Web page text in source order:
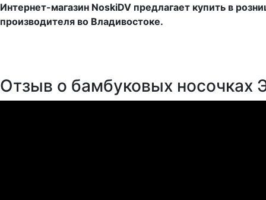
Интернет-магазин NoskiDV предлагает купить в
производителя во Владивостоке.
Отзыв о бамбуковых носочках